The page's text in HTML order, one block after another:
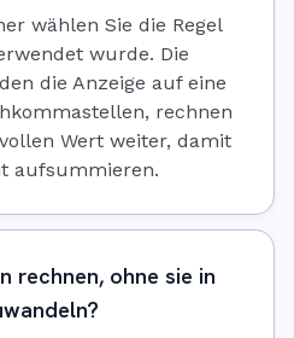
wählen Sie die Regel
wurde. Die
die Anzeige auf eine
rechnen
Wert weiter, damit
aufsummieren.
rechnen, ohne sie in